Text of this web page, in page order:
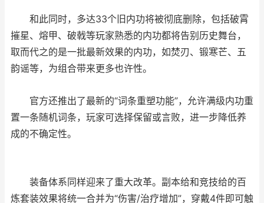
和此同时，多达33个旧内功将被彻底删除，包括破霄
摧星、熔甲、破戟等玩家熟悉的内功都将告别历史舞台，
取而代之的是一批最新效果的内功，如焚刃、锻寒芒、五
韵谣等，为组合带来更多也许性。
官方还推出了最新的“词条重塑功能”，允许满级内功重
置一条随机词条，玩家可选择保留或言败，进一步降低养
成的不确定性。
装备体系同样迎来了重大改革。副本给和竞技给的百
炼套装效果将统一合并为“伤害/治疗增加”，穿戴4件即可触